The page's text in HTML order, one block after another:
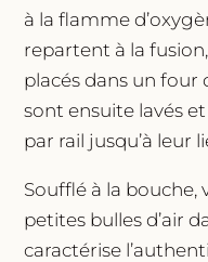
à la flamme
repartent à la
placés dans un four
sont ensuite lavés
par rail jusqu’à leur
Soufflé à la bouche,
petites bulles d’air
caractérise